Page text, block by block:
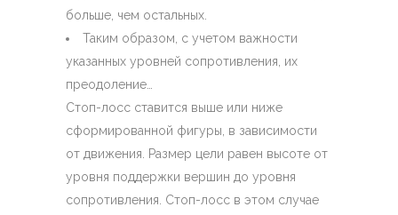
больше, чем остальных.
Таким образом, с учетом важности
указанных уровней сопротивления, их
преодоление…
Стоп-лосс ставится выше или ниже
сформированной фигуры, в зависимости
от движения. Размер цели равен высоте от
уровня поддержки вершин до уровня
сопротивления. Стоп-лосс в этом случае